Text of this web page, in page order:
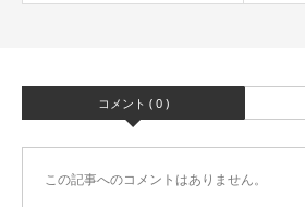
コメント ( 0 )
この記事へのコメントはありません。